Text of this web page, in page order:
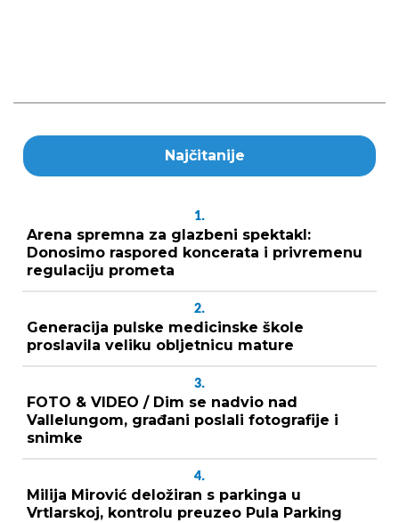
Najčitanije
1.
Arena spremna za glazbeni spektakl:
Donosimo raspored koncerata i privremenu
regulaciju prometa
2.
Generacija pulske medicinske škole
proslavila veliku obljetnicu mature
3.
FOTO & VIDEO / Dim se nadvio nad
Vallelungom, građani poslali fotografije i
snimke
4.
Milija Mirović deložiran s parkinga u
Vrtlarskoj, kontrolu preuzeo Pula Parking